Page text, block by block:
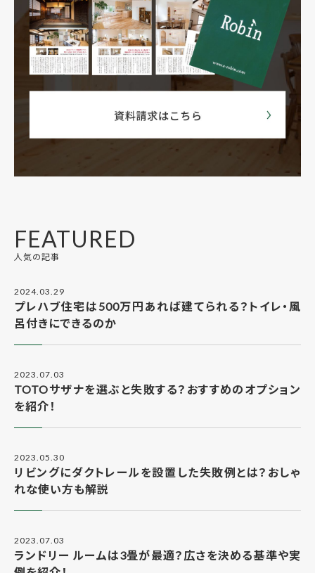
FEATURED
人気の記事
2024.03.29
プレハブ住宅は500万円あれば建てられる？トイレ・風
呂付きにできるのか
2023.07.03
TOTOサザナを選ぶと失敗する？おすすめのオプション
を紹介！
2023.05.30
リビングにダクトレールを設置した失敗例とは？おしゃ
れな使い方も解説
2023.07.03
ランドリー ルームは3畳が最適？広さを決める基準や実